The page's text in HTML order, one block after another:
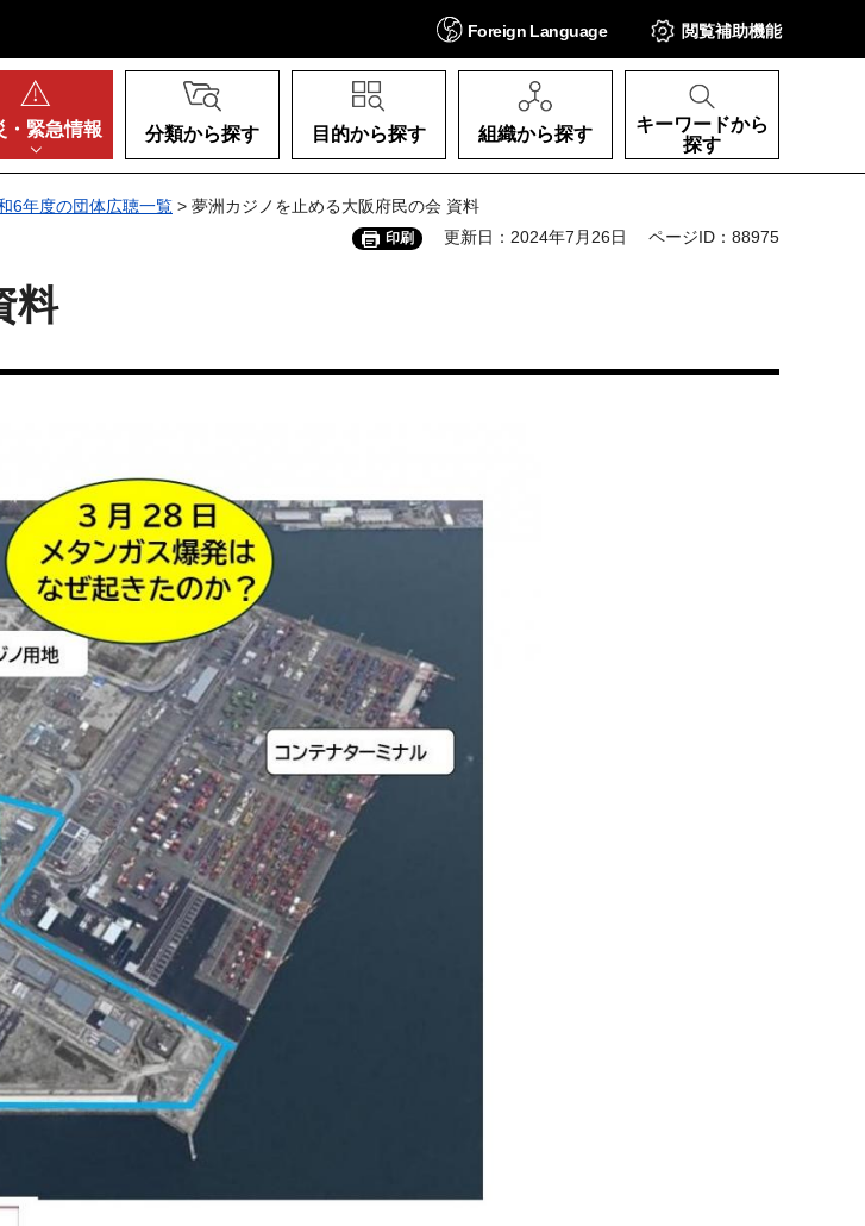
Foreign Language 閲覧補助機能
・ 緊急情報 分類から探す 目的から探す 組織から探す
キーワードから
探す
6年度の団体広聴一覧 > 夢洲カジノを止める大阪府民の会 資料
印刷 更新日：2024年7月26日 ページID：88975
料